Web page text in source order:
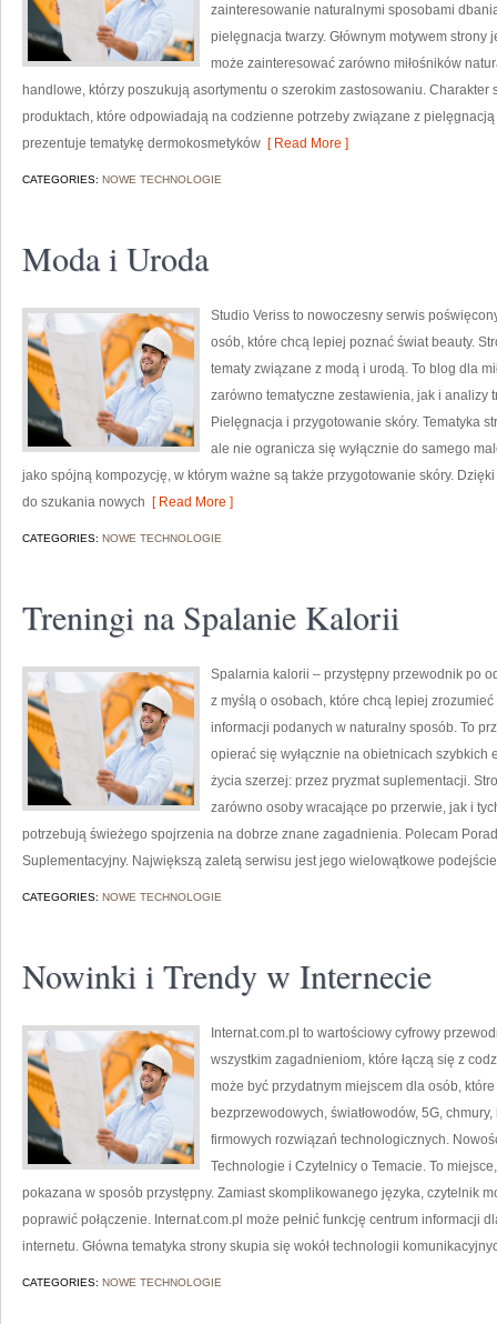
zainteresowanie naturalnymi sposobami
pielęgnacja twarzy. Głównym motywem
może zainteresować zarówno miłośników
handlowe, którzy poszukują asortymentu o szerokim zastosowaniu.
produktach, które odpowiadają na codzienne potrzeby związane z pielęgnacją
prezentuje tematykę dermokosmetyków [ Read More ]
CATEGORIES: NOWE TECHNOLOGIE
Moda i Uroda
Studio Veriss to nowoczesny serwis
osób, które chcą lepiej poznać świat beauty.
tematy związane z modą i urodą. To blog dla
zarówno tematyczne zestawienia, jak i analizy
Pielęgnacja i przygotowanie skóry. Tematyka
ale nie ogranicza się wyłącznie do samego
jako spójną kompozycję, w którym ważne są także przygotowanie skóry.
do szukania nowych [ Read More ]
CATEGORIES: NOWE TECHNOLOGIE
Treningi na Spalanie Kalorii
Spalarnia kalorii – przystępny przewodnik po
z myślą o osobach, które chcą lepiej
informacji podanych w naturalny sposób. To
opierać się wyłącznie na obietnicach szybkich
życia szerzej: przez pryzmat suplementacji.
zarówno osoby wracające po przerwie, jak i
potrzebują świeżego spojrzenia na dobrze znane zagadnienia. Polecam
Suplementacyjny. Największą zaletą serwisu jest jego wielowątkowe
CATEGORIES: NOWE TECHNOLOGIE
Nowinki i Trendy w Internecie
Internat.com.pl to wartościowy cyfrowy
wszystkim zagadnieniom, które łączą się z
może być przydatnym miejscem dla osób,
bezprzewodowych, światłowodów, 5G,
firmowych rozwiązań technologicznych.
Technologie i Czytelnicy o Temacie. To
pokazana w sposób przystępny. Zamiast skomplikowanego języka, czytelnik
poprawić połączenie. Internat.com.pl może pełnić funkcję centrum informacji
internetu. Główna tematyka strony skupia się wokół technologii
CATEGORIES: NOWE TECHNOLOGIE